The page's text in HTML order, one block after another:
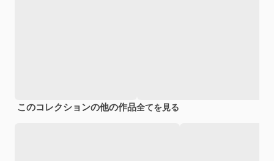
このコレクションの他の作品全てを見る